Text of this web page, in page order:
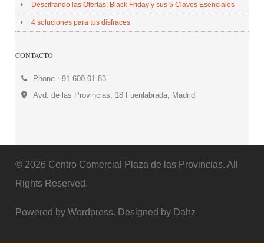
Descifrando las Ofertas: Black Friday y sus 5 Claves Esenciales
4 soluciones para tus disfraces
CONTACTO
Phone : 91 600 01 83
Avd. de las Provincias, 18 Fuenlabrada, Madrid
© 2026 Centro Comercial Plaza de las Provincias. All
Rights Reserved.
Powered by Wordpress. Designed by Dahz